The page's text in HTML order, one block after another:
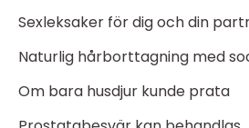
Sexleksaker för dig och din
Naturlig hårborttagning med
Om bara husdjur kunde prata